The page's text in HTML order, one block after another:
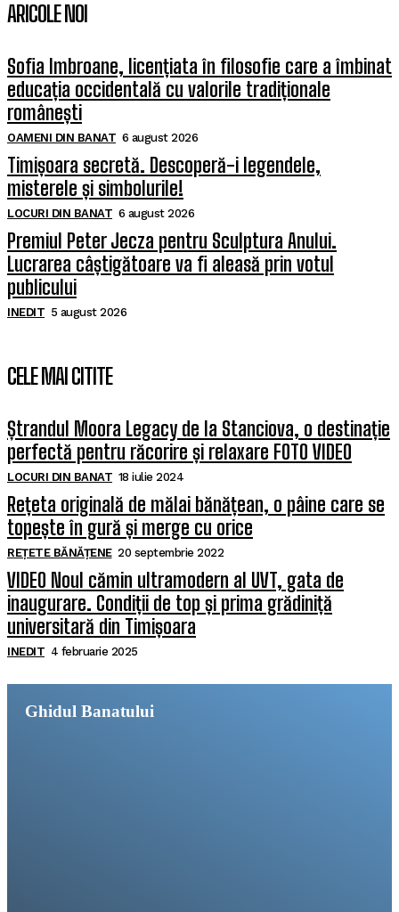
ARICOLE NOI
Sofia Imbroane, licențiata în filosofie care a îmbinat
educația occidentală cu valorile tradiționale
românești
OAMENI DIN BANAT 6 august 2026
Timișoara secretă. Descoperă-i legendele,
misterele și simbolurile!
LOCURI DIN BANAT 6 august 2026
Premiul Peter Jecza pentru Sculptura Anului.
Lucrarea câștigătoare va fi aleasă prin votul
publicului
INEDIT 5 august 2026
CELE MAI CITITE
Ștrandul Moora Legacy de la Stanciova, o destinație
perfectă pentru răcorire și relaxare FOTO VIDEO
LOCURI DIN BANAT 18 iulie 2024
Rețeta originală de mălai bănățean, o pâine care se
topește în gură și merge cu orice
REȚETE BĂNĂȚENE 20 septembrie 2022
VIDEO Noul cămin ultramodern al UVT, gata de
inaugurare. Condiții de top și prima grădiniță
universitară din Timișoara
INEDIT 4 februarie 2025
Ghidul Banatului